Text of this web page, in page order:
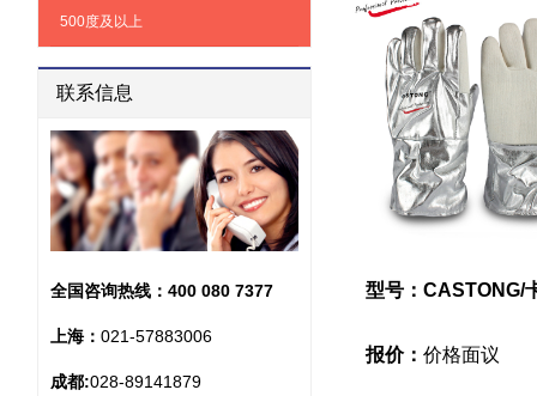
型号：CASTONG/
报价： 价格面议
500度及以上
联系信息
全国咨询热线： 400 080 7377
上海： 021-57883006
成都:028-89141879